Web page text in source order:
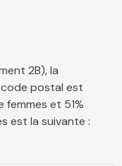
2B), la
postal est
et 51%
est la suivante :